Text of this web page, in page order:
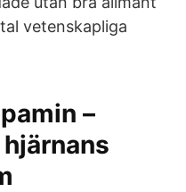
vetenskapliga
–